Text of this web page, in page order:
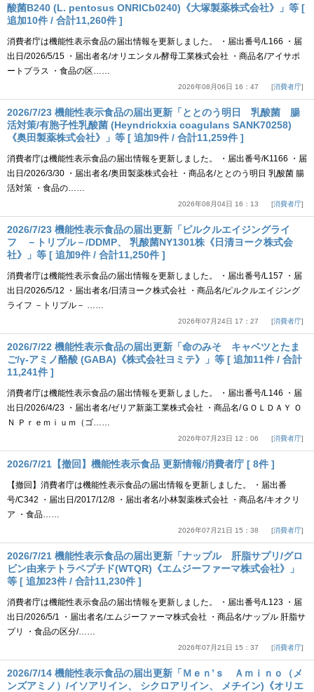
酸菌B240 (L. pentosus ONRICb0240)《大塚製薬株式会社》」等 [
追加10件 / 合計11,260件 ]
消費者庁は機能性表示食品の届出情報を更新しました。 ・届出番号/L166 ・届
出日/2026/5/15 ・届出者名/オリエンタル酵母工業株式会社 ・商品名/アイサポ
ートプラス ・食品の区……
2026年08月06日 16：47 消費者庁
2026/7/23 機能性表示食品の届出更新「ととのう明日 乳酸菌 腸
活対策/有胞子性乳酸菌 (Heyndrickxia coagulans SANK70258)
《奥田製薬株式会社》」等 [ 追加9件 / 合計11,259件 ]
消費者庁は機能性表示食品の届出情報を更新しました。 ・届出番号/K1166 ・届
出日/2026/3/30 ・届出者名/奥田製薬株式会社 ・商品名/ととのう明日 乳酸菌 腸
活対策 ・食品の……
2026年08月04日 16：13 消費者庁
2026/7/23 機能性表示食品の届出更新「ピルクルエイジングライ
フ －トリプル－/DDMP、 乳酸菌NY1301株《日清ヨーク株式会
社》」等 [ 追加9件 / 合計11,250件 ]
消費者庁は機能性表示食品の届出情報を更新しました。 ・届出番号/L157 ・届
出日/2026/5/12 ・届出者名/日清ヨーク株式会社 ・商品名/ピルクルエイジング
ライフ －トリプル－ ……
2026年07月24日 17：27 消費者庁
2026/7/22 機能性表示食品の届出更新「命のみそ キャベツとたま
ご/γ-アミノ酪酸 (GABA)《株式会社ヨミテ》」等 [ 追加11件 / 合計
11,241件 ]
消費者庁は機能性表示食品の届出情報を更新しました。 ・届出番号/L146 ・届
出日/2026/4/23 ・届出者名/ゼリア新薬工業株式会社 ・商品名/ＧＯＬＤＡＹ Ｏ
Ｎ Ｐｒｅｍｉｕｍ（ゴ……
2026年07月23日 12：06 消費者庁
2026/7/21【撤回】機能性表示食品 更新情報/消費者庁 [ 8件 ]
【撤回】消費者庁は機能性表示食品の届出情報を更新しました。 ・届出番
号/C342 ・届出日/2017/12/8 ・届出者名/小林製薬株式会社 ・商品名/キオクリ
ア ・食品……
2026年07月21日 15：38 消費者庁
2026/7/21 機能性表示食品の届出更新「ナップル 肝脂サプリ/グロ
ビン由来テトラペプチド(WTQR)《エムジーファーマ株式会社》」
等 [ 追加23件 / 合計11,230件 ]
消費者庁は機能性表示食品の届出情報を更新しました。 ・届出番号/L123 ・届
出日/2026/5/1 ・届出者名/エムジーファーマ株式会社 ・商品名/ナップル 肝脂サ
プリ ・食品の区分/……
2026年07月21日 15：37 消費者庁
2026/7/14 機能性表示食品の届出更新「Ｍｅｎ’ｓ Ａｍｉｎｏ（メ
ンズアミノ）/イソアリイン、 シクロアリイン、 メチイン)《オリエ